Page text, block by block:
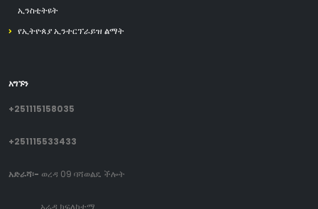
ኢንስቲትዩት
የኢትዮጰያ ኢንተርፕራይዝ ልማት
አግኙን
+251115158035
+251115533433
አድራሻ፡- ወረዳ 09 ባሻወልዴ ችሎት